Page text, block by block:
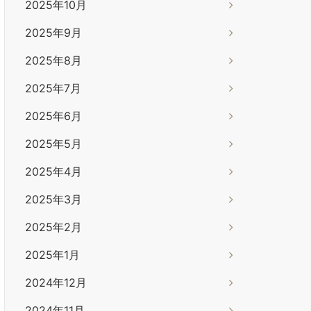
2025年10月
2025年9月
2025年8月
2025年7月
2025年6月
2025年5月
2025年4月
2025年3月
2025年2月
2025年1月
2024年12月